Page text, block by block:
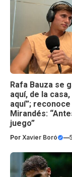
Rafa Bauza se
aquí, de la
aquí”; reconoce
Mirandés:
juego”
Por Xavier Boró —